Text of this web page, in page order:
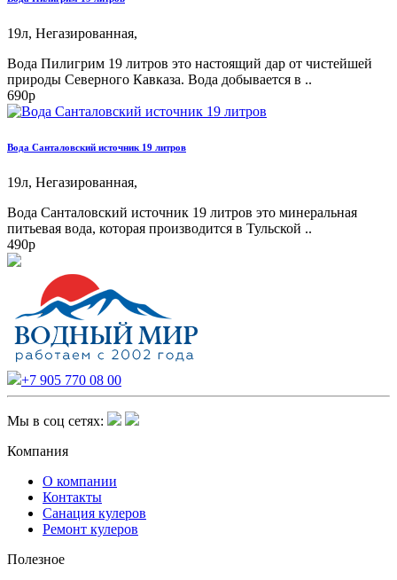
19л, Негазированная,
Вода Пилигрим 19 литров это настоящий дар от чистейшей
природы Северного Кавказа. Вода добывается в ..
690р
Вода Санталовский источник 19 литров
19л, Негазированная,
Вода Санталовский источник 19 литров это минеральная
питьевая вода, которая производится в Тульской ..
490р
+7 905 770 08 00
Мы в соц сетях:
Компания
О компании
Контакты
Санация кулеров
Ремонт кулеров
Полезное